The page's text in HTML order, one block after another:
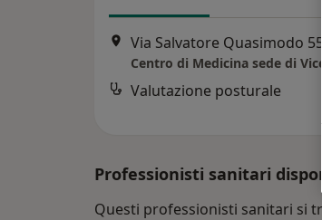
Via Salvatore Quasimodo
Centro di Medicina sede di
Valutazione posturale
Professionisti sanitari
Questi professionisti sanitari si